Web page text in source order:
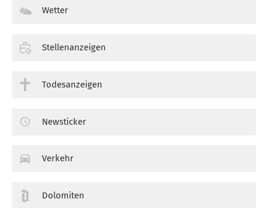
Wetter
Stellenanzeigen
Todesanzeigen
Newsticker
Verkehr
Dolomiten